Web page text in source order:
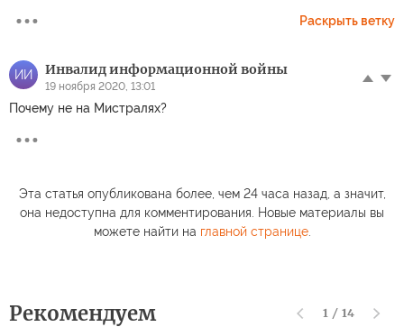
Раскрыть ветку
ИИ Инвалид информационной войны
19 ноября 2020, 13:01
Почему не на Мистралях?
Эта статья опубликована более, чем 24 часа назад, а значит,
она недоступна для комментирования. Новые материалы вы
можете найти на главной странице.
Рекомендуем 1 / 14